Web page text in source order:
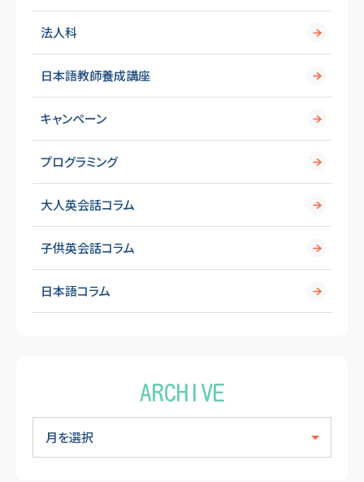
法人科
日本語教師養成講座
キャンペーン
プログラミング
大人英会話コラム
子供英会話コラム
日本語コラム
ARCHIVE